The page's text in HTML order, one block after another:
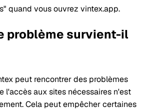
quand vous ouvrez vintex.app.
problème survient-il
peut rencontrer des problèmes
l'accès aux sites nécessaires n'est
Cela peut empêcher certaines